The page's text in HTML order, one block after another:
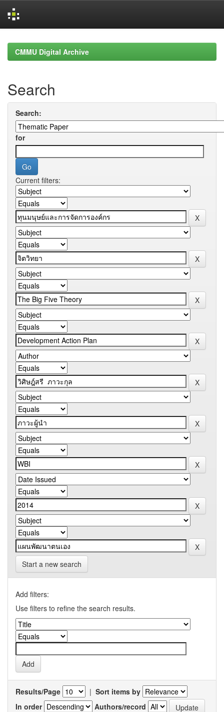
navigationCMMU Digital Archive
Search
Search:
for
Current filters:
Start a new search
Add filters:
Use filters to refine the search results.
Results/Page | Sort items by
In order
Authors/record